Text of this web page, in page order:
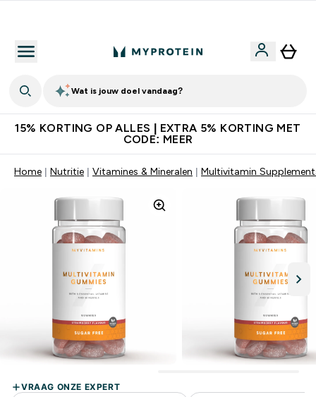
Wat is jouw doel vandaag?
15% KORTING OP ALLES | EXTRA 5% KORTING MET
CODE: MEER
Home Nutritie Vitamines & Mineralen Multivitamin